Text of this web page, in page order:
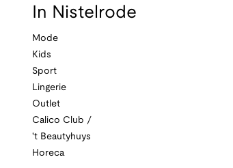
In Nistelrode
Mode
Kids
Sport
Lingerie
Outlet
Calico Club /
't Beautyhuys
Horeca